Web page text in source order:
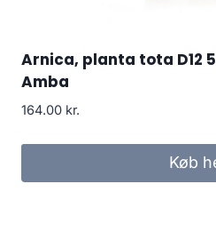
Arnica, planta tota D12
Amba
164.00 kr.
Køb